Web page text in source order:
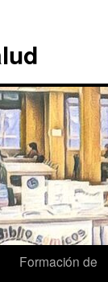
Formación de